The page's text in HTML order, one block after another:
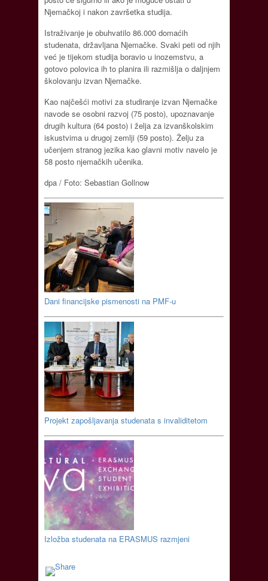
Njemačkoj i nakon završetka studija.
Istraživanje je obuhvatilo 86.000 domaćih
studenata, državljana Njemačke. Svaki peti od njih
već je tijekom studija boravio u inozemstvu, a
gotovo polovica ih to planira ili razmišlja o daljnjem
školovanju izvan Njemačke.
Kao najčešći motivi za studiranje izvan Njemačke
navode se osobni razvoj (75 posto), upoznavanje
drugih kultura (64 posto) i želja za izvanškolskim
iskustvima u drugoj zemlji (59 posto). Želju za
učenjem stranog jezika kao glavni motiv navelo je
58 posto njemačkih učenika.
dpa / Foto: Sebastian Gollnow
Dani financijske pismenosti na PMF-u
Projekt zapošljavanja studenata s invaliditetom
Izložba studenata na ERASMUS razmjeni